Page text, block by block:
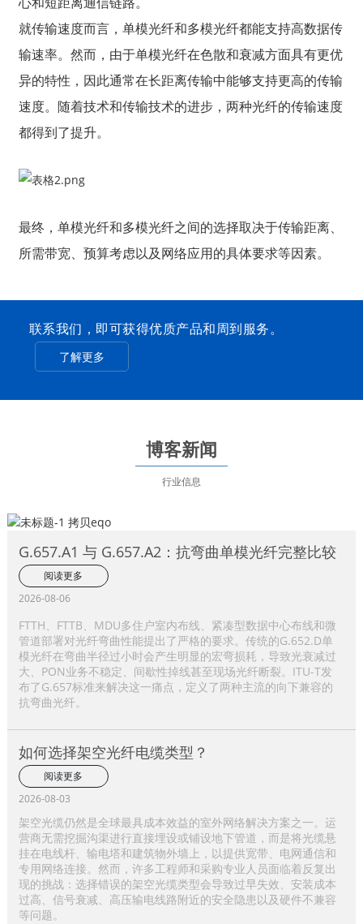
就传输速度而言，单模光纤和多模光纤都能支持高数据传
输速率。然而，由于单模光纤在色散和衰减方面具有更优
异的特性，因此通常在长距离传输中能够支持更高的传输
速度。随着技术和传输技术的进步，两种光纤的传输速度
都得到了提升。
最终，单模光纤和多模光纤之间的选择取决于传输距离、
所需带宽、预算考虑以及网络应用的具体要求等因素。
联系我们，即可获得优质产品和周到服务。
了解更多
博客新闻
行业信息
G.657.A1 与 G.657.A2：抗弯曲单模光纤完整比较
阅读更多
2026-08-06
FTTH、FTTB、MDU多住户室内布线、紧凑型数据中心布线和微
管道部署对光纤弯曲性能提出了严格的要求。传统的G.652.D单
模光纤在弯曲半径过小时会产生明显的宏弯损耗，导致光衰减过
大、PON业务不稳定、间歇性掉线甚至现场光纤断裂。ITU-T发
布了G.657标准来解决这一痛点，定义了两种主流的向下兼容的
抗弯曲光纤。
如何选择架空光纤电缆类型？
阅读更多
2026-08-03
架空光缆仍然是全球最具成本效益的室外网络解决方案之一。运
营商无需挖掘沟渠进行直接埋设或铺设地下管道，而是将光缆悬
挂在电线杆、输电塔和建筑物外墙上，以提供宽带、电网通信和
专用网络连接。然而，许多工程师和采购专业人员面临着反复出
现的挑战：选择错误的架空光缆类型会导致过早失效、安装成本
过高、信号衰减、高压输电线路附近的安全隐患以及硬件不兼容
等问题。